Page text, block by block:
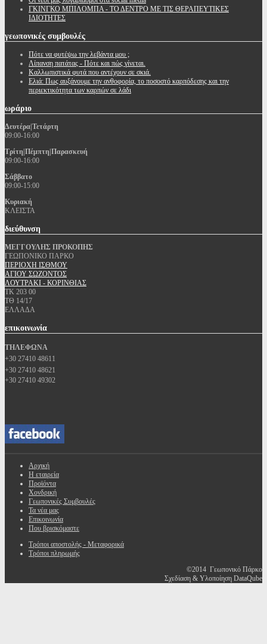
ΓΚΙΝΓΚΟ ΜΠΙΛΟΜΠΑ - ΤΟ ΔΕΝΤΡΟ ΜΕ ΤΙΣ ΘΕΡΑΠΕΥΤΙΚΕΣ
ΙΔΙΟΤΗΤΕΣ
γεωπονικές συμβουλές
Πότε να φυτέψω την λεβάντα μου ;
Λίπανση πατάτας - Πότε και πώς γίνεται.
Καλλωπιστικά φυτά που αντέχουν σε σκιά.
Ελιά: Πως αυξάνουμε την ανθοφορία, το ποσοστό καρπόδεσης και την
περιεκτικότητα των καρπών σε λάδι
ωράριο
Δευτέρα|Τετάρτη
09:00-16:00
Τρίτη|Πέμπτη|Παρασκευή
09:00-16:00
Σάββατο
09:00-15:00
Κυριακή
ΚΛΕΙΣΤΑ
διεύθυνση
ΜΕΓΓΟΥΛΗΣ ΠΡΟΚΟΠΗΣ
ΓΕΩΠΟΝΙΚΟ ΠΑΡΚΟ
ΠΕΡΙΟΧΗ ΙΣΘΜΟΥ
ΑΓΙΟΥ ΣΩΖΟΝΤΟΣ
ΛΟΥΤΡΑΚΙ - ΚΟΡΙΝΘΙΑΣ
ΤΚ 203 00
ΤΘ 14/17
ΕΛΛΑΔΑ
επικοινωνία
ΤΗΛΕΦΩΝΑ
+30 27410 48611
+30 27410 48621
+30 27410 49302
Αρχική
Η εταιρεία
Προϊόντα
Χονδρική
Γεωπονικές Συμβουλές
Τα νέα μας
Επικοινωνία
Που βρισκόμαστε
Τρόποι αποστολής - Μεταφορικά
Τρόποι πληρωμής
©2014 Γεωπονικό Πάρκο
Σχεδίαση & Υλοποίηση DataQube